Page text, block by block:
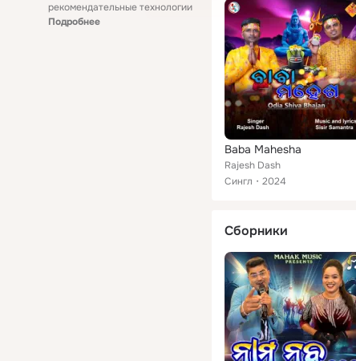
рекомендательные технологии
Подробнее
Baba Mahesha
Rajesh Dash
Сингл
2024
Сборники